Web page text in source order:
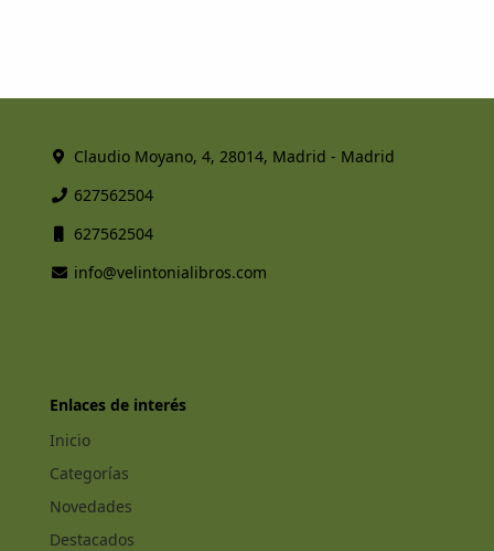
Claudio Moyano, 4, 28014, Madrid - Madrid
627562504
627562504
info@velintonialibros.com
Enlaces de interés
Inicio
Categorías
Novedades
Destacados